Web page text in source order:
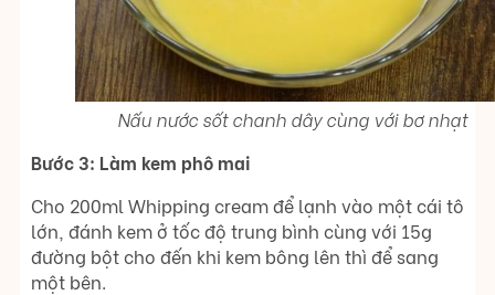
Nấu nước sốt chanh dây cùng với bơ nhạt
Bước 3: Làm kem phô mai
Cho 200ml Whipping cream để lạnh vào một cái tô
lớn, đánh kem ở tốc độ trung bình cùng với 15g
đường bột cho đến khi kem bông lên thì để sang
một bên.